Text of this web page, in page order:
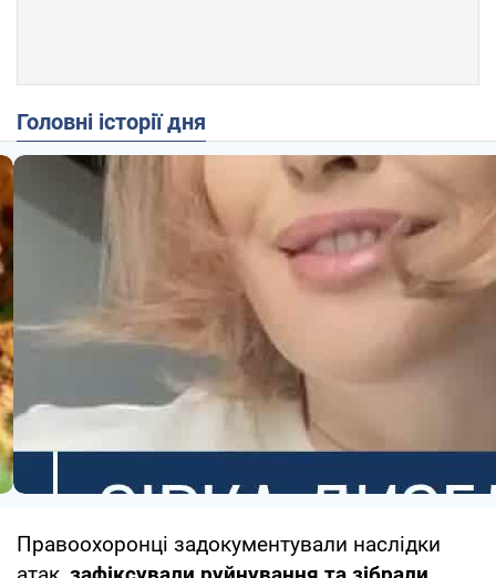
Головні історії дня
Правоохоронці задокументували наслідки